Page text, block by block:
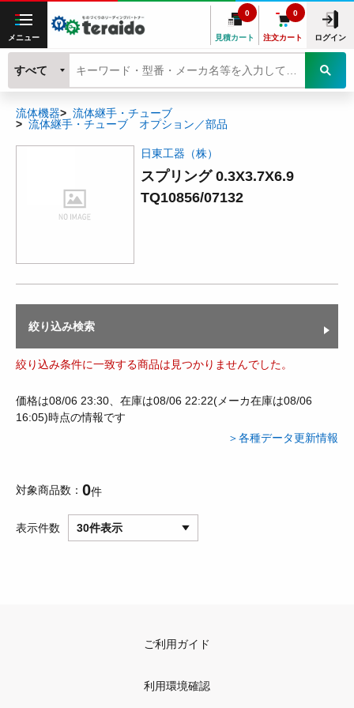
メニュー 見積カート
0
注文カート
0
ログイン
すべて
流体機器
流体継手・チューブ
流体継手・チューブ オプション／部品
日東工器（株）
スプリング 0.3X3.7X6.9
TQ10856/07132
絞り込み検索
絞り込み条件に一致する商品は見つかりませんでした。
価格は08/06 23:30、在庫は08/06 22:22(メーカ在庫は08/06
16:05)時点の情報です
＞各種データ更新情報
対象商品数 0件
表示件数 30件表示
ご利用ガイド
利用環境確認